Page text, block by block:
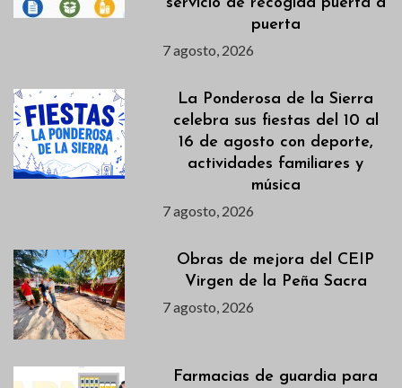
puerta
7 agosto, 2026
La Ponderosa de la Sierra
celebra sus fiestas del 10 al
16 de agosto con deporte,
actividades familiares y
música
7 agosto, 2026
Obras de mejora del CEIP
Virgen de la Peña Sacra
7 agosto, 2026
Farmacias de guardia para